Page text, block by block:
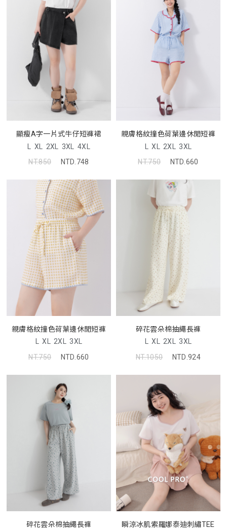
顯瘦A字一片式牛仔短褲裙
L XL 2XL 3XL 4XL
NT.850
NTD.748
親膚格紋撞色荷葉邊休閒短褲
L XL 2XL 3XL
NT.750
NTD.660
親膚格紋撞色荷葉邊休閒短褲
L XL 2XL 3XL
NT.750
NTD.660
碎花雲朵棉抽繩長褲
L XL 2XL 3XL
NT.1050
NTD.924
碎花雲朵棉抽繩長褲
瞬涼冰肌索羅娜泰迪刺繡TEE